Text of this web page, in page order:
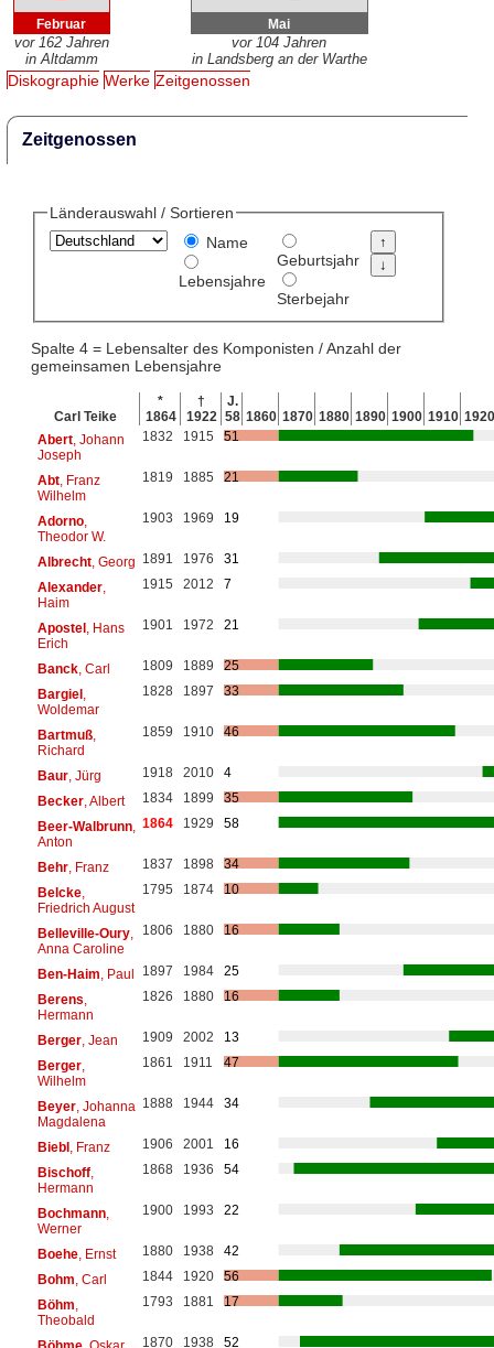
Februar
vor 162 Jahren
in Altdamm
Mai
vor 104 Jahren
in Landsberg an der Warthe
Diskographie Werke Zeitgenossen
Zeitgenossen
Länderauswahl / Sortieren
Name
Lebensjahre
Geburtsjahr
Sterbejahr
Spalte 4 = Lebensalter des Komponisten / Anzahl der
gemeinsamen Lebensjahre
Carl Teike
*
1864
†
1922
J.
58 1860 1870 1880 1890 1900 1910 1920
Abert, Johann
Joseph
1832 1915 51
Abt, Franz
Wilhelm
1819 1885 21
Adorno,
Theodor W.
1903 1969 19
Albrecht, Georg 1891 1976
31
Alexander,
Haim
1915 2012 7
Apostel, Hans
Erich
1901 1972 21
Banck, Carl 1809 1889
25
Bargiel,
Woldemar
1828 1897 33
Bartmuß,
Richard
1859 1910 46
Baur, Jürg 1918 2010
4
Becker, Albert 1834 1899
35
Beer-Walbrunn,
Anton
1864 1929 58
Behr, Franz 1837 1898
34
Belcke,
Friedrich August
1795 1874 10
Belleville-Oury,
Anna Caroline
1806 1880 16
Ben-Haim , Paul 1897 1984
25
Berens
Hermann
1826 1880 16
Berger, Jean 1909 2002
13
Berger,
Wilhelm
1861 1911 47
Beyer, Johanna
Magdalena
1888 1944 34
Biebl, Franz 1906 2001
16
Bischoff,
Hermann
1868 1936 54
Bochmann,
Werner
1900 1993 22
Boehe, Ernst 1880 1938
42
Bohm , Carl 1844 1920
56
Böhm
Theobald
1793 1881 17
1870 1938 52